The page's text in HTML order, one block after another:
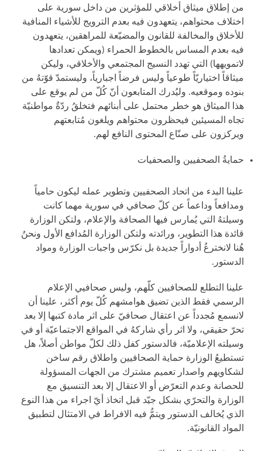
من إطلاق ميثاق أخلاقي للمؤثرين من داخل سورية على
اختلاف محتواهم، يتعهدون فيه بعدم الترويج للأشياء المنافية
للأخلاق والمخالفة للقانون والمضيّعة للمراهقين، يتعهدون
فيه بعدم المساس بالخطوط الحمراء (ويمكن تعدادها
لاتمويهها) التي تهدد النسيج المجتمعي والأخلاقي، وليكن
ميثاقاً اختياريّاً طوعياً وليس فرضاً اجبارياً، وليستمدّ قوّتهُ من
بنوده وموقعيه. وليُدرك المتابعون أنّ كُلّ من لم يوقع على
هذا الميثاق هو خطر محتمل على أبنائهم فتخلقُ ردّةٌ مواطنيّة
تجاه المسيئين فيحظرون محتواهم ويلغون مُتابعتهم
ويركزون على صنّاع المحتوى النافع لهم.
حمايةُ الصحفيين والصحفيات
علينا البدء من اتحاد الصحفيين وتطوير عمله ليكون حامياً
ومدافعاً وداعماً عن كلّ صحافي في سورية مهما كانت
وسيلتهُ التي يُمارس فيها الصحافة والإعلام، ولتكن الوزارة
قائدة هذا التطوير، ورائدته ولتكن الوزارة المُدافع الأول ونحنُ
هُنا لانخترعُ أدواراً جديدة بل نكرّس واجبات الوزارة ومواد
الدستور.
علينا التطلع للصحافيين كلّهم، وليس صحافيي الإعلام
الرسمي فقط الذين تضيق هوامشهم كُلّ يوم أكثر، علينا أن
لانسمع مُجدداً عن اعتقال صحافيّ على اثر مادة كتبها إلا بعد
تحرّ حقيقي، ولا اثر رأي شاركهُ في المواقع الاجتماعيّة أو في
وسيلته الإعلاميّة، فالدستور كفل ذلك لكلّ مواطن أصلاً، هل
تستطيعُ الوزارة حماية الصحافيين واطلاق رقم ساخن
لشكاويهم واصدار تعميم مشترك من الجهات المسؤولة
للحصانة وعدم التعرّض أو الاعتقال إلا بعد التنسيق مع
الوزارة والتحرّي بشكل جيّد قبل اتخاذ أيّ اجراء من هذا النوع
الذي يُخالف الدستور ويتمُّ فيه الافراط في الامتثال لتطبيق
المواد القانونيّة.